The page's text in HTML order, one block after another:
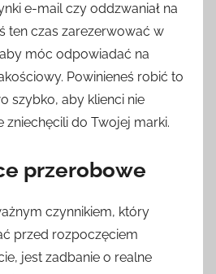
e-mail czy oddzwaniał na
ten czas zarezerwować w
móc odpowiadać na
Powinieneś robić to
szybko, aby klienci nie
zniechęcili do Twojej marki.
przerobowe
czynnikiem, który
przed rozpoczęciem
jest zadbanie o realne